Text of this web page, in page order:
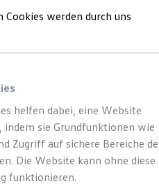
und Gebrauchtwagen
Gebrauchtwagen
Leasing
Leasing
Cookies werden durch uns
helfen dabei, eine Website
indem sie Grundfunktionen wie
Zugriff auf sichere Bereiche
Die Website kann ohne diese
funktionieren.